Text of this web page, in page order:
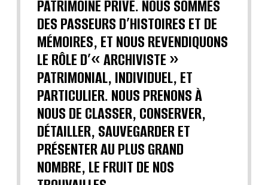
PATRIMOINE PRIVÉ. NOUS SOMMES
DES PASSEURS D’HISTOIRES ET DE
MÉMOIRES, ET NOUS REVENDIQUONS
LE RÔLE D’« ARCHIVISTE »
PATRIMONIAL, INDIVIDUEL, ET
PARTICULIER. NOUS PRENONS À
NOUS DE CLASSER, CONSERVER,
DÉTAILLER, SAUVEGARDER ET
PRÉSENTER AU PLUS GRAND
NOMBRE, LE FRUIT DE NOS